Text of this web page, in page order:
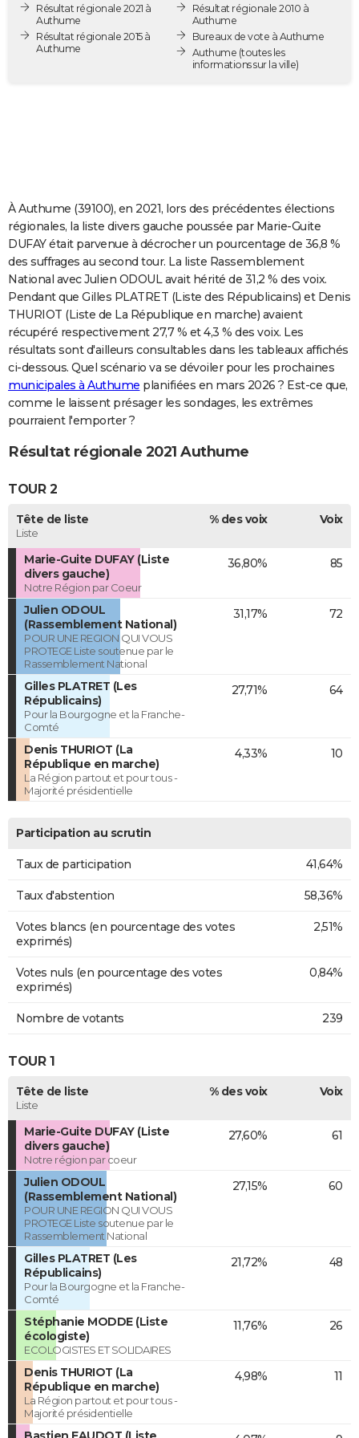
Destinations
City break
Voyage nature
Voyage de noces
Forum
PHOTO
GUIDES D'ACHAT
COPAINS D'AVANT
S'inscrire
Se connecter
Lycées
Collèges
Primaires
Universités
Entreprises
Service militaire
Avis de recherche
AVIS DE DÉCÈS
FORUM
Bricolage
Lifestyle
Culture
Sport
Auto
Television
Voyage
Cinema
Résultat régionale 2021 à
Authume
Résultat régionale 2015 à
Authume
Résultat régionale 2010 à
Authume
Bureaux de vote à Authume
Authume (toutes les
informations sur la ville)
À Authume (39100), en 2021, lors des précédentes élections
régionales, la liste divers gauche poussée par Marie-Guite
DUFAY était parvenue à décrocher un pourcentage de 36,8 %
des suffrages au second tour. La liste Rassemblement
National avec Julien ODOUL avait hérité de 31,2 % des voix.
Pendant que Gilles PLATRET (Liste des Républicains) et Denis
THURIOT (Liste de La République en marche) avaient
récupéré respectivement 27,7 % et 4,3 % des voix. Les
résultats sont d'ailleurs consultables dans les tableaux affichés
ci-dessous. Quel scénario va se dévoiler pour les prochaines
municipales à Authume planifiées en mars 2026 ? Est-ce que,
comme le laissent présager les sondages, les extrêmes
pourraient l'emporter ?
Résultat régionale 2021 Authume
TOUR 2
Tête de liste
Liste
% des voix Voix
Marie-Guite DUFAY (Liste
divers gauche)
Notre Région par Coeur
36,80% 85
Julien ODOUL
(Rassemblement National)
POUR UNE REGION QUI VOUS
PROTEGE Liste soutenue par le
Rassemblement National
31,17% 72
Gilles PLATRET (Les
Républicains)
Pour la Bourgogne et la Franche-
Comté
27,71% 64
Denis THURIOT (La
République en marche)
La Région partout et pour tous -
Majorité présidentielle
4,33% 10
Participation au scrutin
Taux de participation 41,64%
Taux d'abstention 58,36%
Votes blancs (en pourcentage des votes
exprimés)
2,51%
Votes nuls (en pourcentage des votes
exprimés)
0,84%
Nombre de votants 239
TOUR 1
Tête de liste
Liste
% des voix Voix
Marie-Guite DUFAY (Liste
divers gauche)
Notre région par coeur
27,60% 61
Julien ODOUL
(Rassemblement National)
POUR UNE REGION QUI VOUS
PROTEGE Liste soutenue par le
Rassemblement National
27,15% 60
Gilles PLATRET (Les
Républicains)
Pour la Bourgogne et la Franche-
Comté
21,72% 48
Stéphanie MODDE (Liste
écologiste)
ECOLOGISTES ET SOLIDAIRES
11,76% 26
Denis THURIOT (La
République en marche)
La Région partout et pour tous -
Majorité présidentielle
4,98% 11